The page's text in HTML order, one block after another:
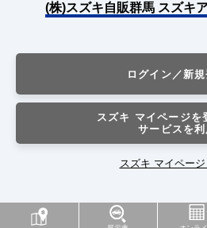
(株)スズキ自販群馬 スズキ
ログイン／新
スズキ マイページを
サービスを利
スズキ マイページ